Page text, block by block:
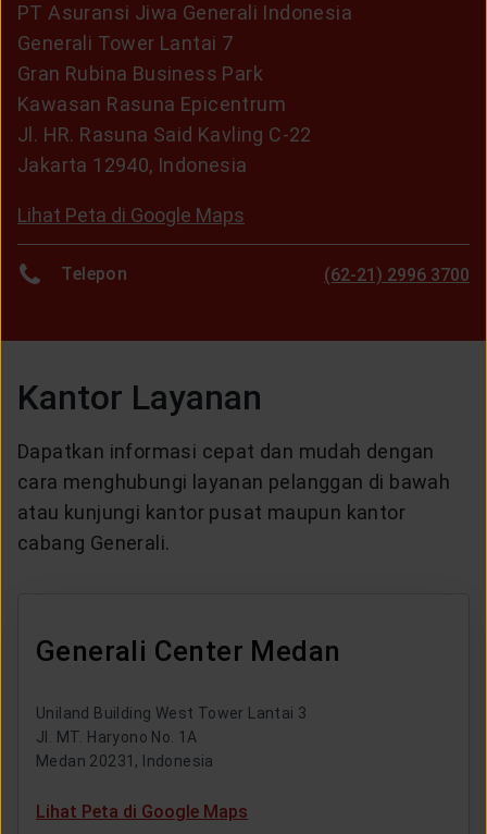
PT Asuransi Jiwa Generali Indonesia
Generali Tower Lantai 7
Gran Rubina Business Park
Kawasan Rasuna Epicentrum
Jl. HR. Rasuna Said Kavling C-22
Jakarta 12940, Indonesia
Lihat Peta di Google Maps
Telepon (62-21) 2996 3700
Kantor Layanan
Dapatkan informasi cepat dan mudah dengan
cara menghubungi layanan pelanggan di bawah
atau kunjungi kantor pusat maupun kantor
cabang Generali.
Generali Center Medan
Uniland Building West Tower Lantai 3
Jl. MT. Haryono No. 1A
Medan 20231, Indonesia
Lihat Peta di Google Maps